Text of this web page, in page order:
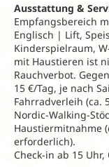
Ausstattung &
Empfangsbereich
Englisch | Lift,
Kinderspielraum,
mit Haustieren ist
Rauchverbot.
15 €/Tag, je nach
Fahrradverleih (ca.
Nordic-Walking-
Haustiermitnahme
erforderlich).
Check-in ab 15 Uhr,